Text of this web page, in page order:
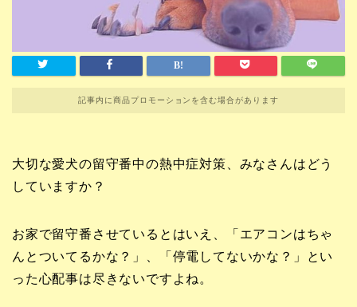
記事内に商品プロモーションを含む場合があります
大切な愛犬の留守番中の熱中症対策、みなさんはどう
していますか？
お家で留守番させているとはいえ、「エアコンはちゃ
んとついてるかな？」、「停電してないかな？」とい
った心配事は尽きないですよね。